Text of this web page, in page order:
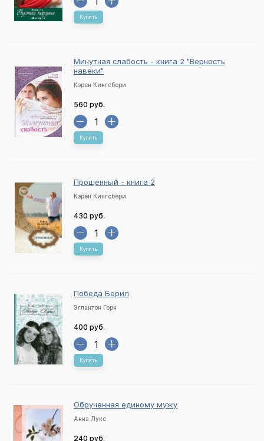
Купить
Минутная слабость - книга 2 "Верность
навеки"
Кэрен Кингсбери
560 руб.
Купить
Прощенный - книга 2
Кэрен Кингсбери
430 руб.
Купить
Победа Берил
Эглантон Горн
400 руб.
Купить
Обрученная единому мужу
Анна Лукс
240 руб.